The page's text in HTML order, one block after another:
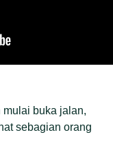
mulai buka jalan,
sebagian orang